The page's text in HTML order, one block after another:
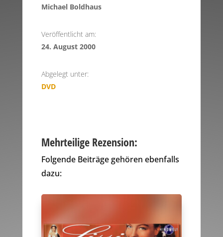
Michael Boldhaus
Veröffentlicht am:
24. August 2000
Abgelegt unter:
DVD
Mehrteilige Rezension:
Folgende Beiträge gehören ebenfalls
dazu: